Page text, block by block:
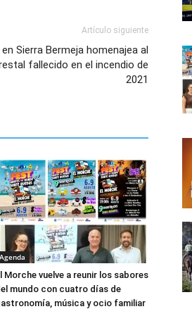
Artículo siguiente
Sierra Bermeja homenajea al
fallecido en el incendio de
2021
Agenda
Morche vuelve a reunir los sabores
mundo con cuatro días de
música y ocio familiar